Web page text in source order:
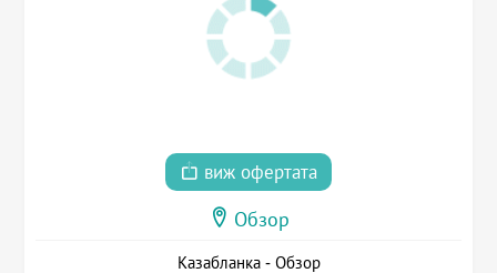
виж офертата
Обзор
Казабланка - Обзор